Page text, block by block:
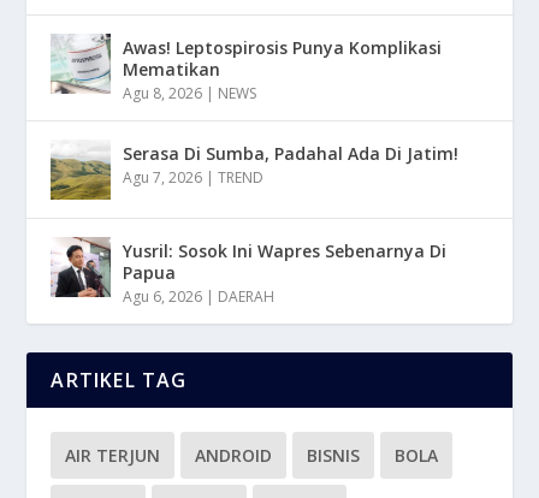
Awas! Leptospirosis Punya Komplikasi
Mematikan
Agu 8, 2026 | NEWS
Serasa Di Sumba, Padahal Ada Di Jatim!
Agu 7, 2026 |TREND
Yusril: Sosok Ini Wapres Sebenarnya Di
Papua
Agu 6, 2026 | DAERAH
ARTIKEL TAG
AIR TERJUN ANDROID BISNIS BOLA